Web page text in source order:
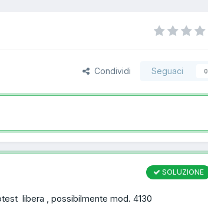
Condividi Seguaci 0
SOLUZIONE
libera , possibilmente mod. 4130